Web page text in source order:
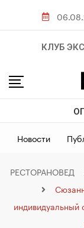
КЛУБ
Новости
РЕСТОРАНОВЕД
индивидуальный